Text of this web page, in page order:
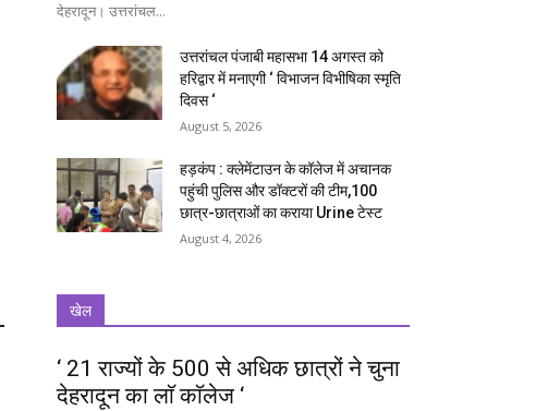
देहरादून। उत्तरांचल...
उत्तरांचल पंजाबी महासभा 14 अगस्त को
हरिद्वार में मनाएगी ‘ विभाजन विभीषिका स्मृति
दिवस ‘
August 5, 2026
हड़कंप : क्लेमेंटाउन के कॉलेज में अचानक
पहुंची पुलिस और डॉक्टरों की टीम,100
छात्र-छात्राओं का कराया Urine टेस्ट
August 4, 2026
खेल
‘ 21 राज्यों के 500 से अधिक छात्रों ने चुना
देहरादून का लाॅ काॅलेज ‘